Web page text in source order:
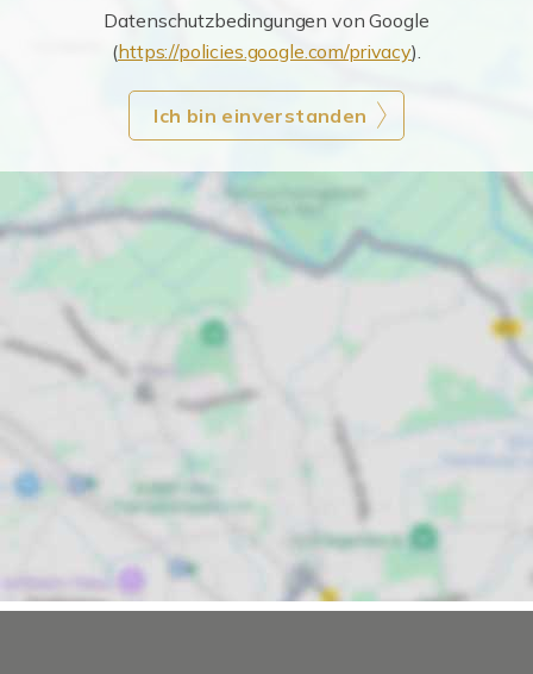
Datenschutzbedingungen von Google
(https://policies.google.com/privacy).
Ich bin einverstanden